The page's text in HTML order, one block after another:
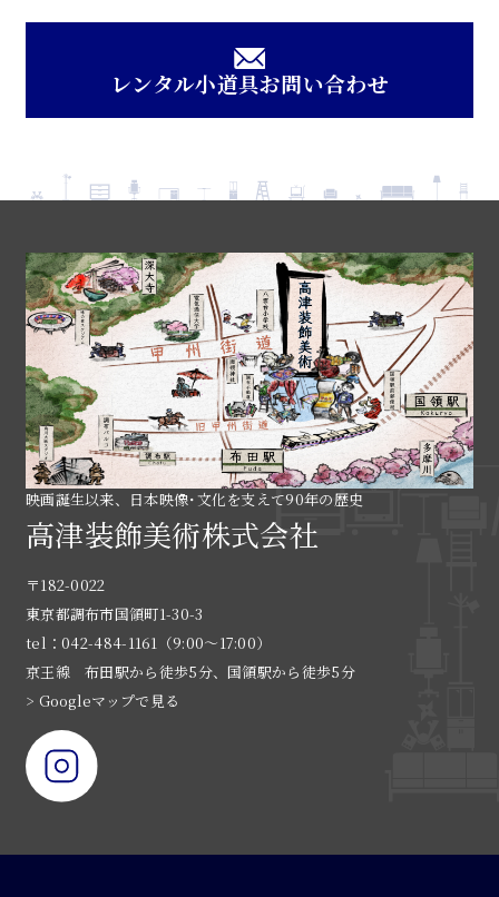
レンタル小道具お問い合わせ
映画誕生以来、日本映像･文化を支えて90年の歴史
高津装飾美術株式会社
〒182-0022
東京都調布市国領町1-30-3
tel：042-484-1161（9:00〜17:00）
京王線 布田駅から徒歩5分、国領駅から徒歩5分
> Googleマップで見る